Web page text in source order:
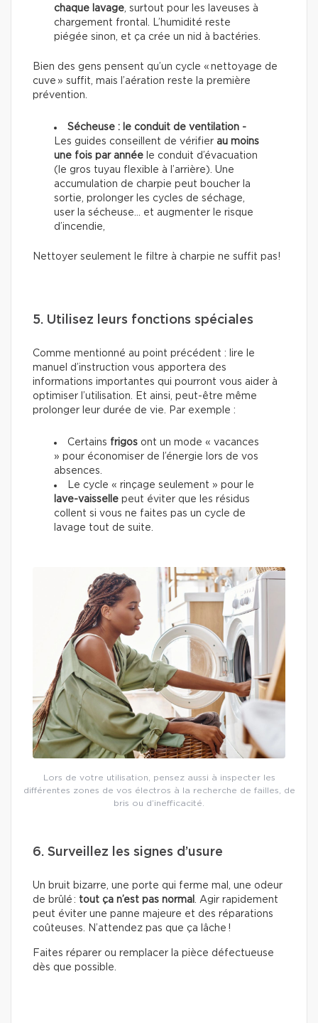
chaque lavage, surtout pour les laveuses à
chargement frontal. L’humidité reste
piégée sinon, et ça crée un nid à bactéries.
Bien des gens pensent qu’un cycle « nettoyage de
cuve » suffit, mais l’aération reste la première
prévention.
Sécheuse : le conduit de ventilation -
Les guides conseillent de vérifier au moins
une fois par année le conduit d’évacuation
(le gros tuyau flexible à l’arrière). Une
accumulation de charpie peut boucher la
sortie, prolonger les cycles de séchage,
user la sécheuse… et augmenter le risque
d’incendie,
Nettoyer seulement le filtre à charpie ne suffit pas!
5. Utilisez leurs fonctions spéciales
Comme mentionné au point précédent : lire le
manuel d’instruction vous apportera des
informations importantes qui pourront vous aider à
optimiser l’utilisation. Et ainsi, peut-être même
prolonger leur durée de vie. Par exemple :
Certains frigos ont un mode « vacances
» pour économiser de l’énergie lors de vos
absences.
Le cycle « rinçage seulement » pour le
lave-vaisselle peut éviter que les résidus
collent si vous ne faites pas un cycle de
lavage tout de suite.
Lors de votre utilisation, pensez aussi à inspecter les
différentes zones de vos électros à la recherche de failles, de
bris ou d’inefficacité.
6. Surveillez les signes d’usure
Un bruit bizarre, une porte qui ferme mal, une odeur
de brûlé : tout ça n’est pas normal
. Agir rapidement
peut éviter une panne majeure et des réparations
coûteuses. N’attendez pas que ça lâche !
Faites réparer ou remplacer la pièce défectueuse
dès que possible.